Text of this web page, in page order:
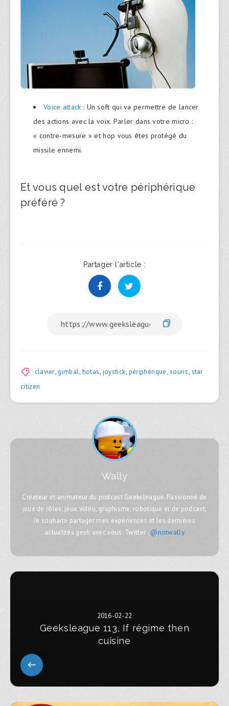
Voice attack : Un soft qui va permettre de lancer
des actions avec la voix. Parler dans votre micro :
« contre-mesure » et hop vous êtes protégé du
missile ennemi.
Et vous quel est votre périphérique
préféré ?
Partager l'article :
clavier, gimbal, hotas, joystick, périphérique,souris, star
citizen
Wally
Créateur et animateur du podcast Geeksleague. Passionné de
jeux de rôles, jeux vidéo, graphisme, robotique et de podcast,
Je souhaite partager mes expériences et les dernières
actualités geek avec vous. Twitter : @notwally
2016-02-22
Geeksleague 113, If régime then
cuisine